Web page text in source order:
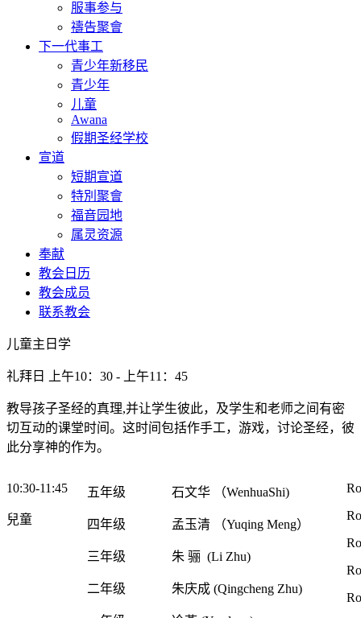
服事参与
禱告聚會
下一代事工
青少年新移民
青少年
儿童
Awana
假期圣经学校
宣道
短期宣道
特別聚會
福音园地
属灵资源
奉献
教会日历
教会成员
联系教会
儿童主日学
礼拜日 上午10：30 - 上午11：45
教导孩子圣经的真理,并让学生彼此，及学生和老师之间有密
切互动的课堂时间。这时间包括作手工，游戏，讨论圣经，彼
此分享神的作为。
10:30-11:45
兒童
五年级
四年级
三年级
二年级
石文华 （WenhuaShi)
孟玉清 （Yuqing Meng）
朱 骊 (Li Zhu)
朱庆成 (Qingcheng Zhu)